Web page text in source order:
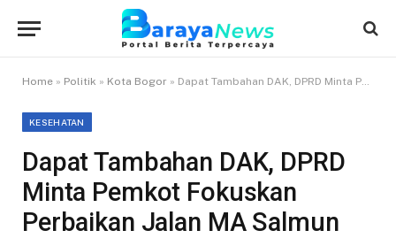
Home » Politik » Kota Bogor » Dapat Tambahan DAK, DPRD Minta Pemkot Fokuskan Perbaikan Jalan MA Salmun
KESEHATAN
Dapat Tambahan DAK, DPRD
Minta Pemkot Fokuskan
Perbaikan Jalan MA Salmun